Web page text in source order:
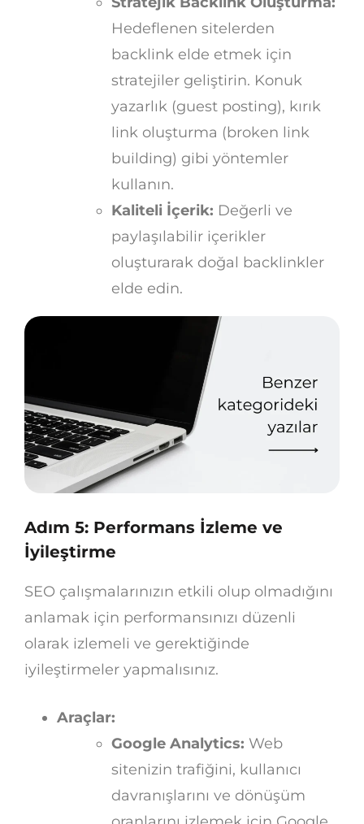
Hedeflenen sitelerden
backlink elde etmek için
stratejiler geliştirin. Konuk
yazarlık (guest posting), kırık
link oluşturma (broken link
building) gibi yöntemler
kullanın.
Kaliteli İçerik: Değerli ve
paylaşılabilir içerikler
oluşturarak doğal backlinkler
elde edin.
Adım 5: Performans İzleme ve
İyileştirme
SEO çalışmalarınızın etkili olup olmadığını
anlamak için performansınızı düzenli
olarak izlemeli ve gerektiğinde
iyileştirmeler yapmalısınız.
Araçlar:
Google Analytics: Web
sitenizin trafiğini, kullanıcı
davranışlarını ve dönüşüm